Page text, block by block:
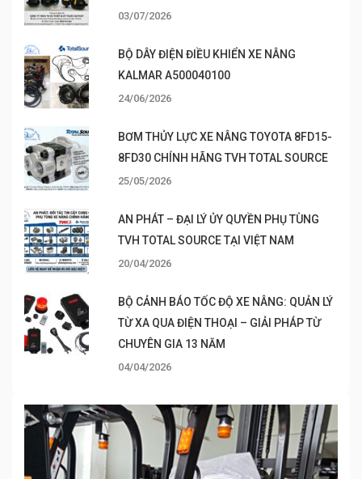
03/07/2026
BỘ DÂY ĐIỆN ĐIỀU KHIỂN XE NÂNG
KALMAR A500040100
24/06/2026
BƠM THỦY LỰC XE NÂNG TOYOTA 8FD15-
8FD30 CHÍNH HÃNG TVH TOTAL SOURCE
25/05/2026
AN PHÁT – ĐẠI LÝ ỦY QUYỀN PHỤ TÙNG
TVH TOTAL SOURCE TẠI VIỆT NAM
20/04/2026
BỘ CẢNH BÁO TỐC ĐỘ XE NÂNG: QUẢN LÝ
TỪ XA QUA ĐIỆN THOẠI – GIẢI PHÁP TỪ
CHUYÊN GIA 13 NĂM
04/04/2026